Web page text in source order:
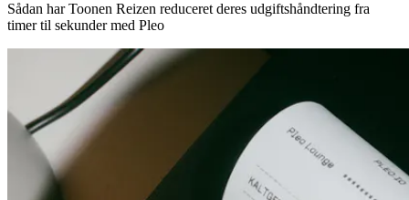
Sådan har Toonen Reizen reduceret deres udgiftshåndtering fra
timer til sekunder med Pleo